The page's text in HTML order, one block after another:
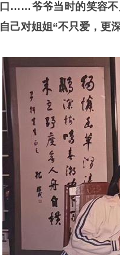
口……爷爷当时的笑容不
自己对姐姐“不只爱，更